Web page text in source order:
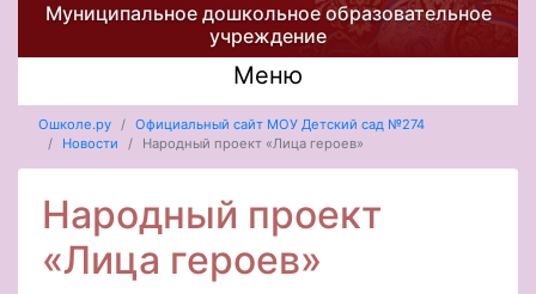
Муниципальное дошкольное образовательное
учреждение
Меню
Ошколе.ру
Официальный сайт МОУ Детский сад №274
Новости
Народный проект «Лица героев»
Народный проект
«Лица героев»